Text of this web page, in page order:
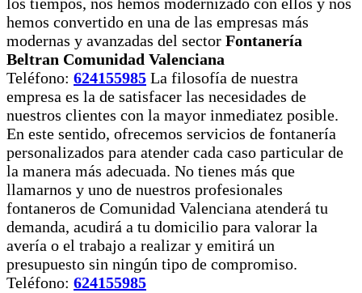
hemos convertido en una de las empresas más
modernas y avanzadas del sector Fontanería
Beltran Comunidad Valenciana
Teléfono: 624155985 La filosofía de nuestra
empresa es la de satisfacer las necesidades de
nuestros clientes con la mayor inmediatez posible.
En este sentido, ofrecemos servicios de fontanería
personalizados para atender cada caso particular de
la manera más adecuada. No tienes más que
llamarnos y uno de nuestros profesionales
fontaneros de Comunidad Valenciana atenderá tu
demanda, acudirá a tu domicilio para valorar la
avería o el trabajo a realizar y emitirá un
presupuesto sin ningún tipo de compromiso.
Teléfono: 624155985